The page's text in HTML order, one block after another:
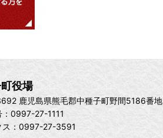
役場
鹿児島県熊毛郡中種子町野間5186番地
：0997-27-1111
ス：0997-27-3591